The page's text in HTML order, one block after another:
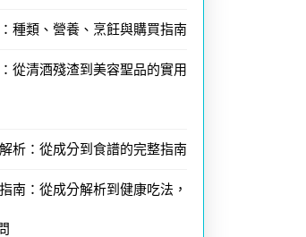
種類、營養、烹飪與購買指南
從清酒殘渣到美容聖品的實用
析：從成分到食譜的完整指南
南：從成分解析到健康吃法，